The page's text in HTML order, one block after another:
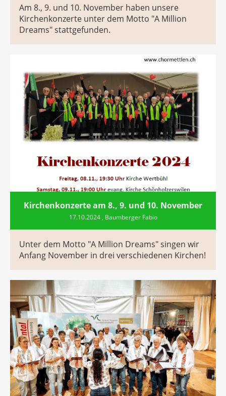
Am 8., 9. und 10. November haben unsere
Kirchenkonzerte unter dem Motto "A Million
Dreams" stattgefunden.
Kirchenkonzerte am 8., 9. und 10. November
17.10.2024, Baumberger Fabio
Unter dem Motto "A Million Dreams" singen wir
Anfang November in drei verschiedenen Kirchen!